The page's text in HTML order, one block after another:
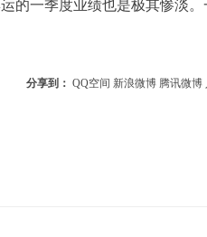
的一季度业绩也是极其惨淡
分享到： QQ空间 新浪微博 腾讯微博